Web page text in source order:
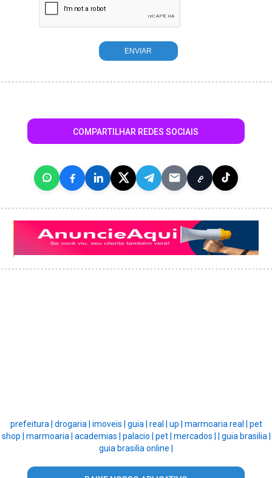
COMPARTILHAR REDES SOCIAIS
prefeitura | drogaria | imoveis | guia | real | up | marmoaria real | pet
shop | marmoaria | academias | palacio | pet | mercados |
guia brasilia |
guia brasilia online |